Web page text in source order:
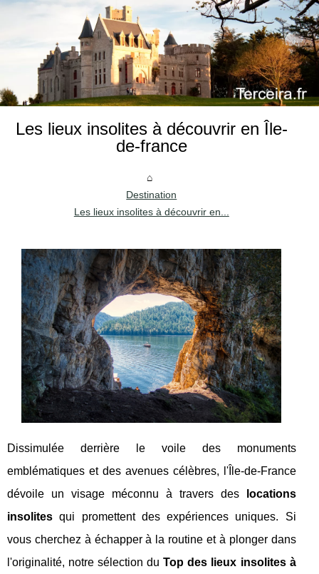
Les lieux insolites à découvrir en Île-
de-france
Destination
Les lieux insolites à découvrir en...
Dissimulée derrière le voile des monuments
emblématiques et des avenues célèbres, l'Île-de-France
dévoile un visage méconnu à travers des
locations
insolites qui promettent des expériences uniques. Si
vous cherchez à échapper à la routine et à plonger dans
l'originalité, notre sélection duTop des lieux insolites à